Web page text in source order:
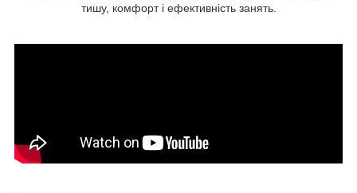
тишу, комфорт і ефективність занять.